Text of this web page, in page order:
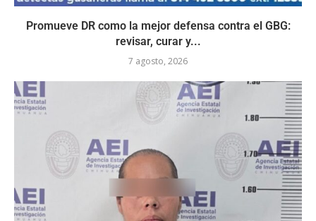
Promueve DR como la mejor defensa contra el GBG:
revisar, curar y...
7 agosto, 2026